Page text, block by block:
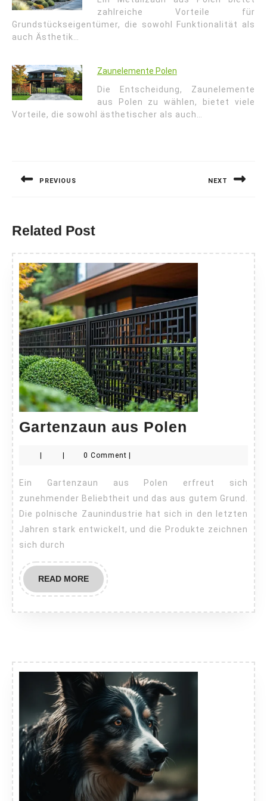
zahlreiche Vorteile für
Grundstückseigentümer, die sowohl Funktionalität als
auch Ästhetik…
Zaunelemente Polen
Die Entscheidung, Zaunelemente
aus Polen zu wählen, bietet viele
Vorteile, die sowohl ästhetischer als auch…
PREVIOUS NEXT
Related Post
Gartenzaun aus Polen
0 Comment
Ein Gartenzaun aus Polen erfreut sich
zunehmender Beliebtheit und das aus gutem Grund.
Die polnische Zaunindustrie hat sich in den letzten
Jahren stark entwickelt, und die Produkte zeichnen
sich durch
READ MOREREAD
MORE